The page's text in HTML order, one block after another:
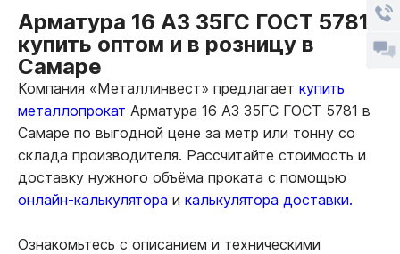
Арматура 16 А3 35ГС ГОСТ 5781
купить оптом и в розницу в
Самаре
Компания «Металлинвест» предлагает купить
металлопрокат Арматура 16 А3 35ГС ГОСТ 5781 в
Самаре по выгодной цене за метр или тонну со
склада производителя. Рассчитайте стоимость и
доставку нужного объёма проката с помощью
онлайн-калькулятора и калькулятора доставки.
Ознакомьтесь с описанием и техническими